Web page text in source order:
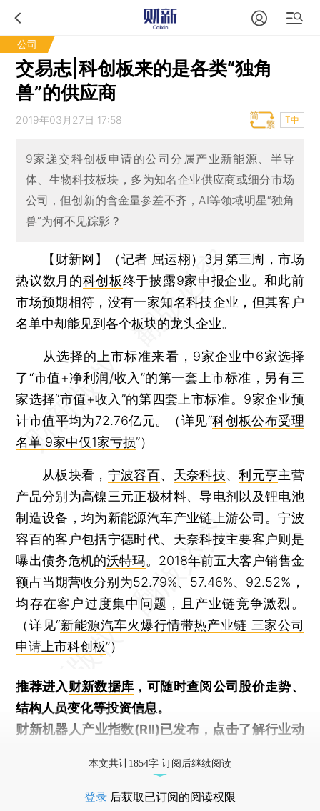
公司
交易志|科创板来的是各类“独角
兽”的供应商
2019年03月27日 17:58 T中
9家递交科创板申请的公司分属产业新能源、半导
体、生物科技板块，多为知名企业供应商或细分市场
公司，但创新的含金量参差不齐，AI等领域明星“独角
兽”为何不见踪影？
【财新网】（记者 屈运栩） 3月第三周，市场
热议数月的科创板终于披露9家申报企业。和此前
市场预期相符，没有一家知名科技企业，但其客户
名单中却能见到各个板块的龙头企业。
从选择的上市标准来看，9家企业中6家选择
了“市值+净利润/收入”的第一套上市标准，另有三
家选择“市值+收入”的第四套上市标准。9家企业预
计市值平均为72.76亿元。（详见“科创板公布受理
名单 9家中仅1家亏损”）
从板块看， 宁波容百、 天奈科技、利元亨主营
产品分别为高镍三元正极材料、导电剂以及锂电池
制造设备，均为新能源汽车产业链上游公司。宁波
容百的客户包括宁德时代、天奈科技主要客户则是
曝出债务危机的沃特玛。2018年前五大客户销售金
额占当期营收分别为52.79%、57.46%、92.52%，
均存在客户过度集中问题，且产业链竞争激烈。
（详见“新能源汽车火爆行情带热产业链 三家公司
申请上市科创板”）
推荐进入财新数据库 ，可随时查阅公司股价走势、
结构人员变化等投资信息。
财新机器人产业指数(RII)已发布， 点击了解行业动
本文共计1854字 订阅后继续阅读
登录 后获取已订阅的阅读权限